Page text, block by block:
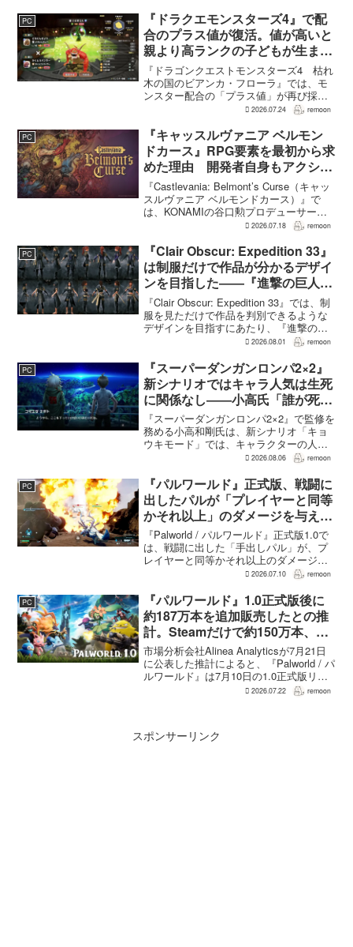
PC
『ドラクエモンスターズ4』で配
合のプラス値が復活。値が高いと
親より高ランクの子どもが生まれ
ることも
『ドラゴンクエストモンスターズ4 枯れ
木の国のビアンカ・フローラ』では、モ
ンスター配合の「プラス値」が再び採用
される。配合を繰り返すことで数値が増
が高くなる補正がかかる。前作『ドラゴ
ンクエストモンスターズ...
2026.07.24 remoon
PC
『キャッスルヴァニア ベルモン
ドカース』RPG要素を最初から求
めた理由 開発者自身もアクショ
ンのつらさを実感
『Castlevania: Belmont’s Curse（キャッ
スルヴァニア ベルモンドカース）』で
は、KONAMIの谷口勲プロデューサー
が、レベルアップを含むRPG的システム
何度も挑戦すれば先へ進める...
2026.07.18 remoon
PC
『Clair Obscur: Expedition 33』
は制服だけで作品が分かるデザイ
ンを目指した――『進撃の巨人』
の制服と『BLEACH』のキャラ
造形が影響
『Clair Obscur: Expedition 33』では、制
服を見ただけで作品を判別できるような
デザインを目指すにあたり、『進撃の巨
人』を参考にしたという。あわせて、キ
ルで印象に残るデザインから...
2026.08.01 remoon
PC
『スーパーダンガンロンパ2×2』
新シナリオではキャラ人気は生死
に関係なし――小高氏「誰が死ん
でもヘイトメールは送らないで」
『スーパーダンガンロンパ2×2』で監修を
務める小高和剛氏は、新シナリオ「キョ
ウキモード」では、キャラクターの人気
にかかわらず退場させるとRPG Siteのイ
作と変わることで、これまで見られなか
った一面がよ...
2026.08.06 remoon
PC
『パルワールド』正式版、戦闘に
出したパルが「プレイヤーと同等
かそれ以上」のダメージを与えら
れるように
『Palworld / パルワールド』正式版1.0で
は、戦闘に出した「手出しパル」が、プ
レイヤーと同等かそれ以上のダメージを
敵に与えられるようになった。ほぼすべ
挙動、クールダウン時間、使いやすさが
見直され...
2026.07.10 remoon
PC
『パルワールド』1.0正式版後に
約187万本を追加販売したとの推
計。Steamだけで約150万本、累
計3050万本規模
市場分析会社Alinea Analyticsが7月21日
に公表した推計によると、『Palworld / パ
ルワールド』は7月10日の1.0正式版リリ
ース後、Steamで約150万本、PS5で約30
2026.07.22 remoon
スポンサーリンク